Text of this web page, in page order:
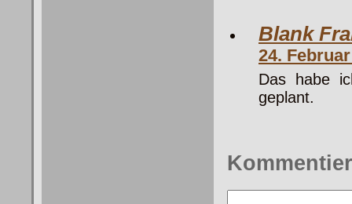
Blank
24.
Das habe
geplant.